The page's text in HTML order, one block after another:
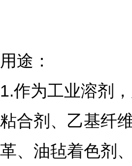
用途：
1.作为工业溶剂，
粘合剂、乙基纤
革、油毡着色剂